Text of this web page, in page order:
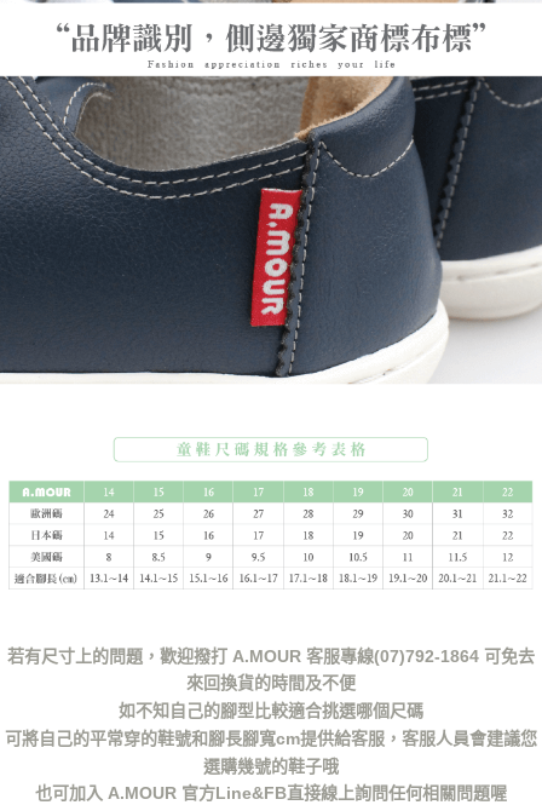
若有尺寸上的問題，歡迎撥打 A.MOUR 客服專線(07)792-1864 可免去
來回換貨的時間及不便
如不知自己的腳型比較適合挑選哪個尺碼
可將自己的平常穿的鞋號和腳長腳寬cm提供給客服，客服人員會建議您
選購幾號的鞋子哦
也可加入 A.MOUR 官方Line&FB直接線上詢問任何相關問題喔